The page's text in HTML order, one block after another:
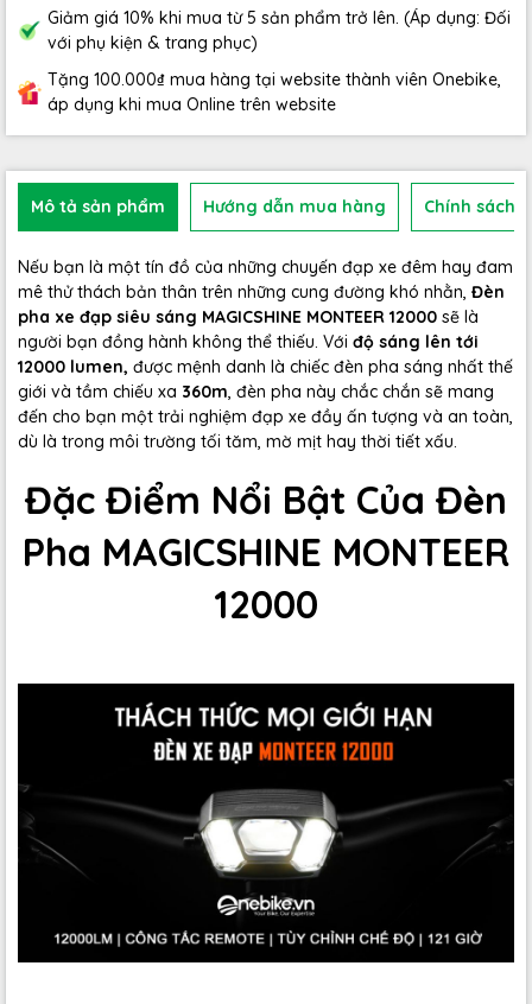
Giảm giá 10% khi mua từ 5 sản phẩm trở lên. (Áp dụng: Đối
với phụ kiện & trang phục)
Tặng 100.000₫ mua hàng tại website thành viên Onebike,
áp dụng khi mua Online trên website
Mô tả sản phẩm Hướng dẫn mua hàng Chính sách
Nếu bạn là một tín đồ của những chuyến đạp xe đêm hay đam
mê thử thách bản thân trên những cung đường khó nhằn, Đèn
pha xe đạp siêu sáng MAGICSHINE MONTEER 12000 sẽ là
người bạn đồng hành không thể thiếu. Với độ sáng lên tới
12000 lumen, được mệnh danh là chiếc đèn pha sáng nhất thế
giới và tầm chiếu xa 360m, đèn pha này chắc chắn sẽ mang
đến cho bạn một trải nghiệm đạp xe đầy ấn tượng và an toàn,
dù là trong môi trường tối tăm, mờ mịt hay thời tiết xấu.
Đặc Điểm Nổi Bật Của Đèn
Pha MAGICSHINE MONTEER
12000